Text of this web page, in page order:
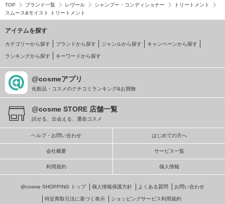
TOP ブランド一覧 レヴール シャンプー・コンディショナー
トリートメント
スムース&モイスト トリートメント
アイテムを探す
カテゴリーから探す ブランドから探す ジャンルから探す キャンペーンから探す
ランキングから探す キーワードから探す
@cosmeアプリ
化粧品・コスメのクチコミランキング&お買物
@cosme STORE 店舗一覧
試せる、出会える、運命コスメ
ヘルプ・お問い合わせ はじめての方へ
会社概要 サービス一覧
利用規約 個人情報
@cosme SHOPPING トップ 個人情報保護方針 よくある質問 お問い合わせ
特定商取引法に基づく表示 ショッピングサービス利用規約